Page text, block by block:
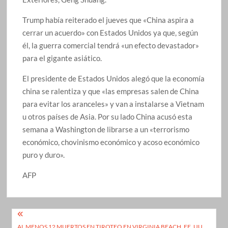
Trump había reiterado el jueves que «China aspira a
cerrar un acuerdo» con Estados Unidos ya que, según
él, la guerra comercial tendrá «un efecto devastador»
para el gigante asiático.
El presidente de Estados Unidos alegó que la economía
china se ralentiza y que «las empresas salen de China
para evitar los aranceles» y van a instalarse a Vietnam
u otros países de Asia. Por su lado China acusó esta
semana a Washington de librarse a un «terrorismo
económico, chovinismo económico y acoso económico
puro y duro».
AFP
Navegación